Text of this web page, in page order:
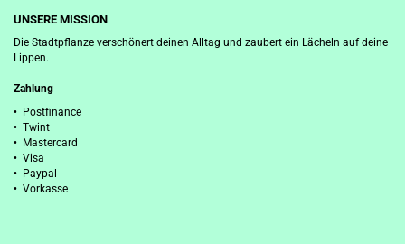
UNSERE MISSION
Die Stadtpflanze verschönert deinen Alltag und zaubert ein Lächeln auf deine
Lippen.
Zahlung
• Postfinance
• Twint
• Mastercard
• Visa
• Paypal
• Vorkasse